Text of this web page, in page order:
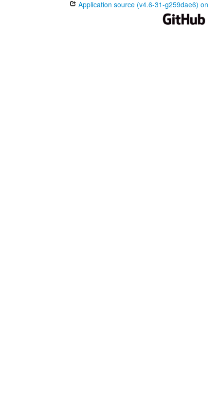
Application source (v4.6-31-g259dae6) on